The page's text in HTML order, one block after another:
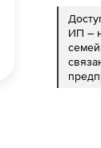
ИП –